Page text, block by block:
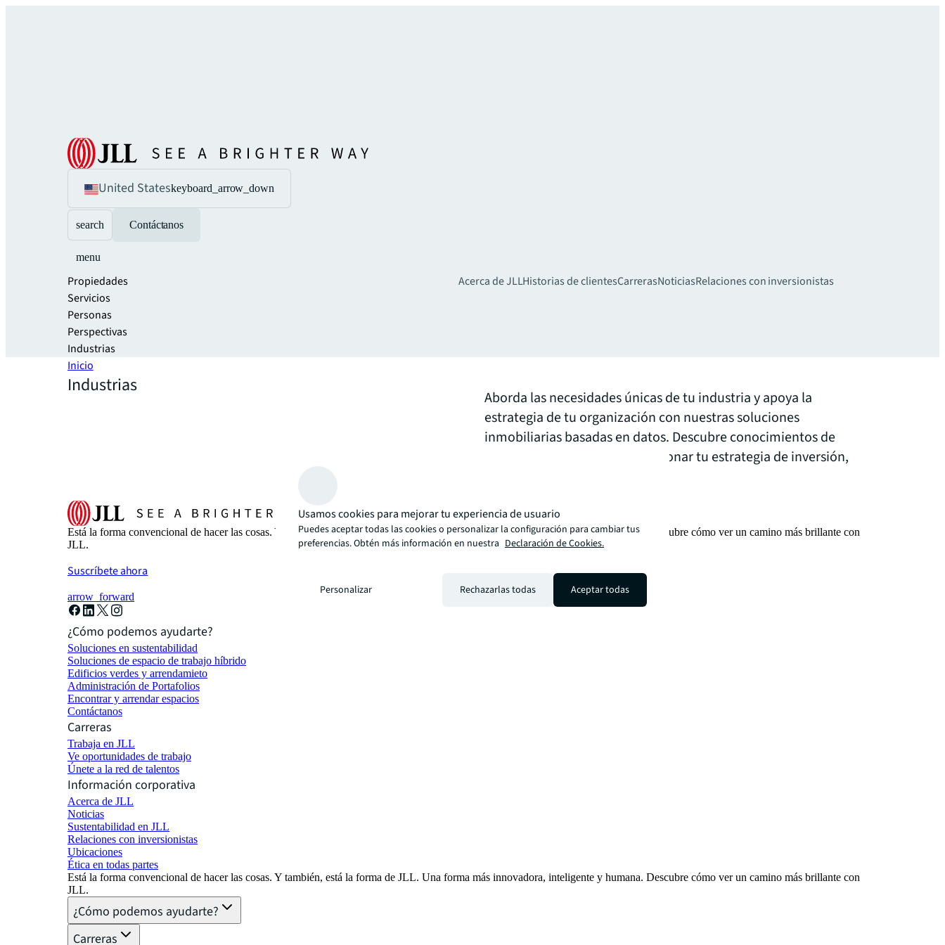
United Stateskeyboard_arrow_down
search Contáctanos
menu
Propiedades
Servicios
Personas
Perspectivas
Industrias
Acerca de JLLHistorias de clientesCarrerasNoticiasRelaciones con inversionistas
Inicio
Industrias
Aborda las necesidades únicas de tu industria y apoya la
estrategia de tu organización con nuestras soluciones
inmobiliarias basadas en datos. Descubre conocimientos de
expertos para evaluar y evolucionar tu estrategia de inversión,
arrow_upward
Está la forma convencional de hacer las cosas. Y también, está la forma de JLL. Una forma más innovadora, inteligente y humana. Descubre cómo ver un camino más brillante con
JLL.
Suscríbete ahora
arrow_forward
¿Cómo podemos ayudarte?
Soluciones en sustentabilidad
Soluciones de espacio de trabajo híbrido
Edificios verdes y arrendamieto
Administración de Portafolios
Encontrar y arrendar espacios
Contáctanos
Carreras
Trabaja en JLL
Ve oportunidades de trabajo
Únete a la red de talentos
Información corporativa
Acerca de JLL
Noticias
Sustentabilidad en JLL
Relaciones con inversionistas
Ubicaciones
Ética en todas partes
Está la forma convencional de hacer las cosas. Y también, está la forma de JLL. Una forma más innovadora, inteligente y humana. Descubre cómo ver un camino más brillante con
JLL.
¿Cómo podemos ayudarte?
Carreras
Usamos cookies para mejorar tu experiencia de usuario
Puedes aceptar todas las cookies o personalizar la configuración para cambiar tus
preferencias. Obtén más información en nuestra Declaración de Cookies.
Personalizar Rechazarlas todas Aceptar todas